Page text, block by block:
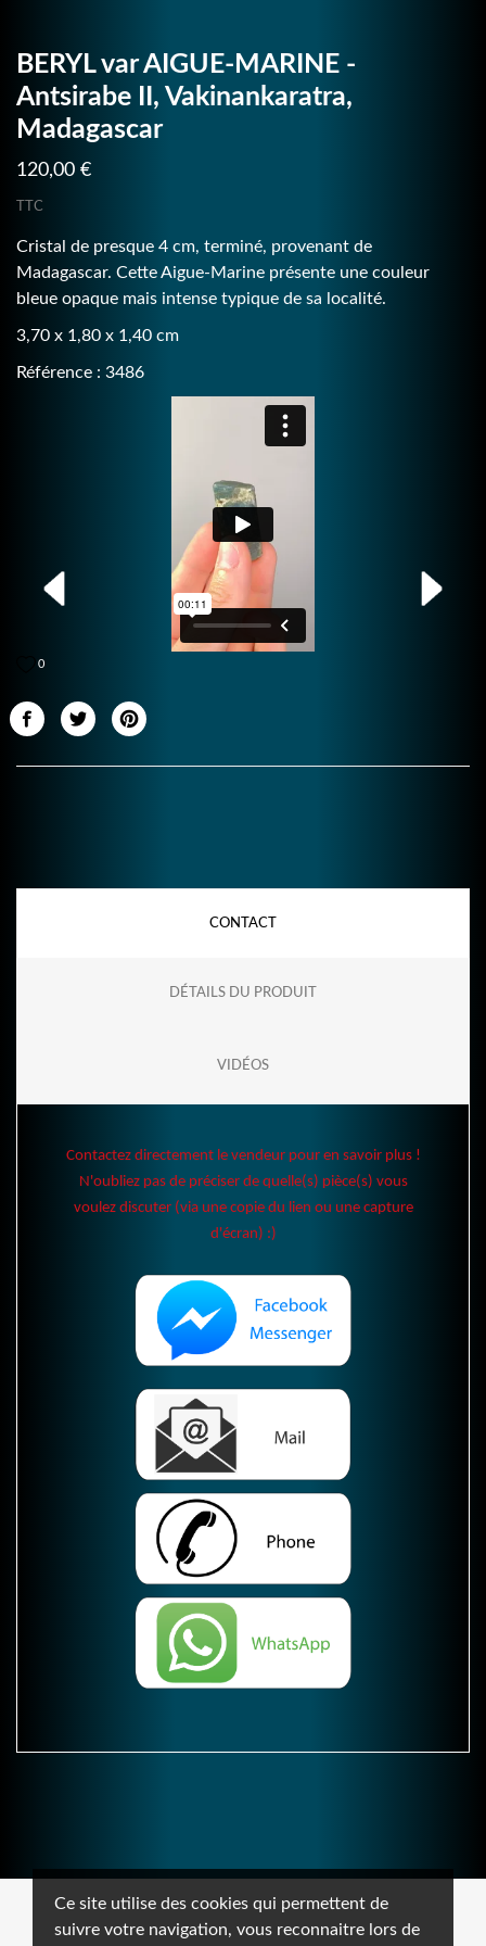
Ce site utilise des cookies qui permettent de
suivre votre navigation, vous reconnaitre lors de
BERYL var AIGUE-MARINE -
Antsirabe II, Vakinankaratra,
Madagascar
120,00 €
TTC
Cristal de presque 4 cm, terminé, provenant de
Madagascar. Cette Aigue-Marine présente une couleur
bleue opaque mais intense typique de sa localité.
3,70 x 1,80 x 1,40 cm
Référence : 3486
0
CONTACT
DÉTAILS DU PRODUIT
VIDÉOS
Contactez directement le vendeur pour en savoir plus !
N'oubliez pas de préciser de quelle(s) pièce(s) vous
voulez discuter (via une copie du lien ou une capture
d'écran) :)